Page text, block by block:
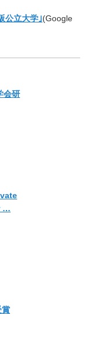
公立大学｣(Google
会研
…